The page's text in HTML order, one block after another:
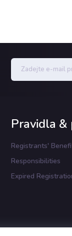
Pravidla
Registrants'
Responsibilities
Expired